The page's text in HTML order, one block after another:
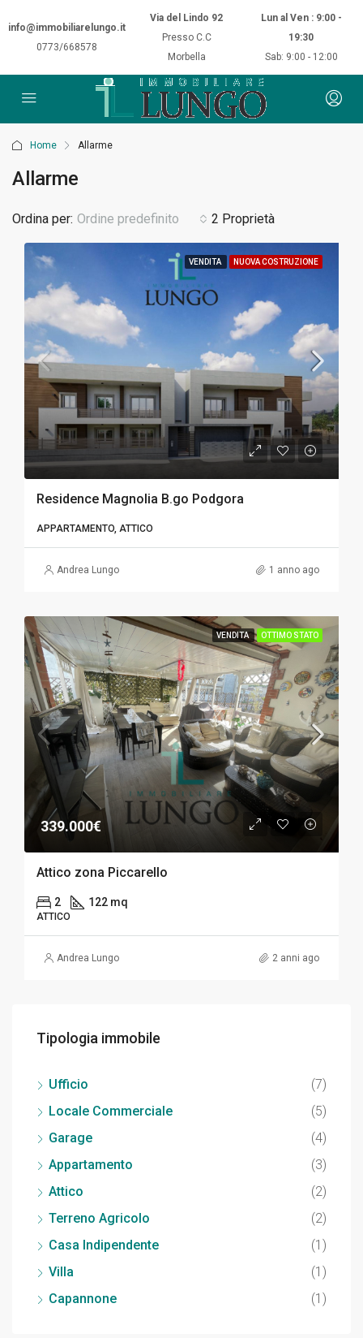
info@immobiliarelungo.it
0773/668578
Via del Lindo 92
Presso C.C
Morbella
Lun al Ven : 9:00 -
19:30
Sab: 9:00 - 12:00
Home Allarme
Allarme
2 Proprietà
Ordina per: Ordine predefinito
VENDITA NUOVA COSTRUZIONE
Residence Magnolia B.go Podgora
APPARTAMENTO, ATTICO
Andrea Lungo 1 anno ago
VENDITA OTTIMO STATO
339.000€
Attico zona Piccarello
2 122 mq
ATTICO
Andrea Lungo 2 anni ago
Tipologia immobile
Ufficio
(7)
Locale Commerciale
(5)
Garage
(4)
Appartamento
(3)
Attico
(2)
Terreno Agricolo
(2)
Casa Indipendente
(1)
Villa
(1)
Capannone
(1)